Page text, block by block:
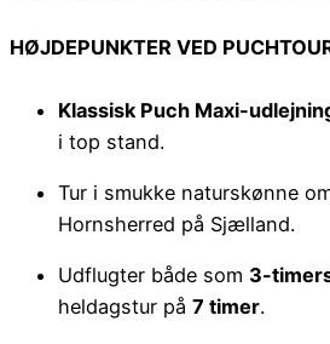
HØJDEPUNKTER VED
Klassisk Puch Maxi-
i top stand.
Tur i smukke naturskønne
Hornsherred på Sjælland.
Udflugter både som 3-
heldagstur på 7 timer.